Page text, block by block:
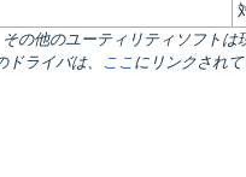
の他のユーティリティソフトは
ライバは、 ここにリンクされ